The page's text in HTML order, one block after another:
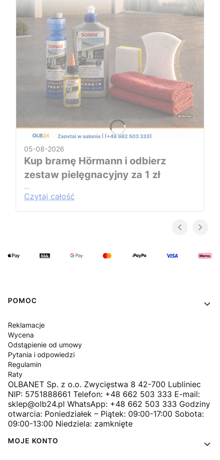
05-08-2026
Kup bramę Hörmann i odbierz
zestaw pielęgnacyjny za 1 zł
…
Czytaj całość
Linki w stopce
POMOC
Reklamacje
Wycena
Odstąpienie od umowy
Pytania i odpowiedzi
Regulamin
Raty
OLBANET Sp. z o.o. Zwycięstwa 8 42-700 Lubliniec
NIP: 5751888661 Telefon: +48 662 503 333 E-mail:
sklep@olb24.pl WhatsApp: +48 662 503 333 Godziny
otwarcia: Poniedziałek – Piątek: 09:00-17:00 Sobota:
09:00-13:00 Niedziela: zamknięte
MOJE KONTO